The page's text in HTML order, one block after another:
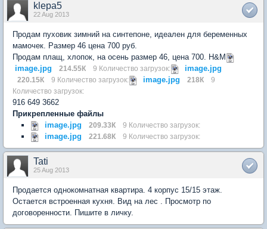
klepa5
22 Aug 2013
Продам пуховик зимний на синтепоне, идеален для беременных
мамочек. Размер 46 цена 700 руб.
Продам плащ, хлопок, на осень размер 46, цена 700. Н&M
image.jpg
214.55К 9 Количество загрузок: image.jpg
220.15К 9 Количество загрузок: image.jpg 218К
9
Количество загрузок:
916 649 3662
Прикрепленные файлы
image.jpg
209.33К 9 Количество загрузок:
image.jpg 221.68К 9 Количество загрузок:
Tati
25 Aug 2013
Продается однокомнатная квартира. 4 корпус 15/15 этаж.
Остается встроенная кухня. Вид на лес . Просмотр по
договоренности. Пишите в личку.